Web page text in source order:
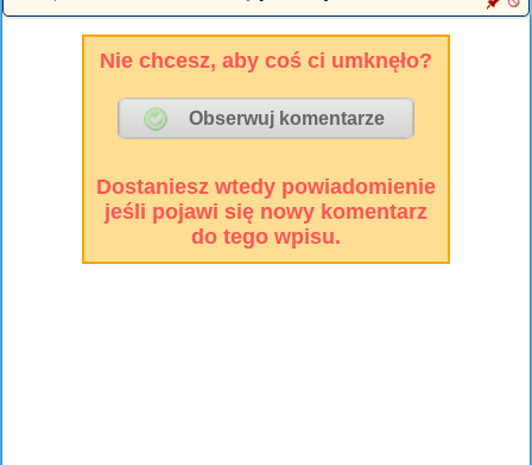
Nie chcesz, aby coś ci umknęło?
Dostaniesz wtedy powiadomienie
jeśli pojawi się nowy komentarz
do tego wpisu.